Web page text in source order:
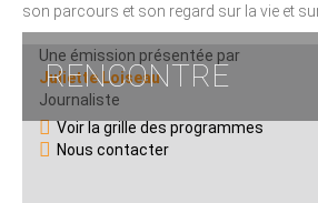
RENCONTRE
son parcours et son regard sur la vie et sur
Une émission présentée par
Juliette Loiseau
Journaliste
Voir la grille des programmes
Nous contacter